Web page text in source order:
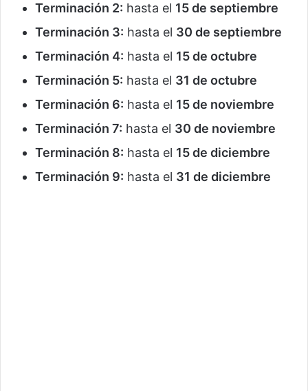
Terminación 2: hasta el 15 de septiembre
Terminación 3: hasta el 30 de septiembre
Terminación 4: hasta el 15 de octubre
Terminación 5: hasta el 31 de octubre
Terminación 6: hasta el 15 de noviembre
Terminación 7: hasta el 30 de noviembre
Terminación 8: hasta el 15 de diciembre
Terminación 9: hasta el 31 de diciembre